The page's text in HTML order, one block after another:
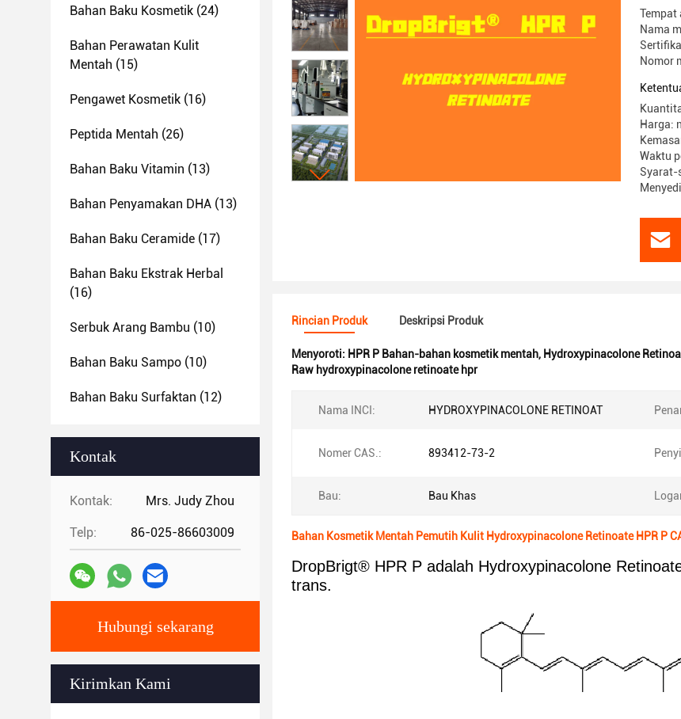
Bahan Baku Kosmetik (24)
Bahan Perawatan Kulit
Mentah (15)
Pengawet Kosmetik (16)
Peptida Mentah (26)
Bahan Baku Vitamin (13)
Bahan Penyamakan DHA (13)
Bahan Baku Ceramide (17)
Bahan Baku Ekstrak Herbal
(16)
Serbuk Arang Bambu (10)
Bahan Baku Sampo (10)
Bahan Baku Surfaktan (12)
Kontak
Kontak: Mrs. Judy Zhou
Telp: 86-025-86603009
Hubungi sekarang
Kirimkan Kami
Tempat
Nama
Nomor
Harga:
Waktu
Syarat-
Rincian Produk Deskripsi Produk
Menyoroti: HPR P Bahan-bahan kosmetik mentah, Hydroxypinacolone
Raw hydroxypinacolone retinoate hpr
Nama INCI: HYDROXYPINACOLONE RETINOAT
Nomer CAS.: 893412-73-2
Bau: Bau Khas
Bahan Kosmetik Mentah Pemutih Kulit Hydroxypinacolone Retinoate HPR P
DropBrigt® HPR P adalah Hydroxypinacolone
trans.